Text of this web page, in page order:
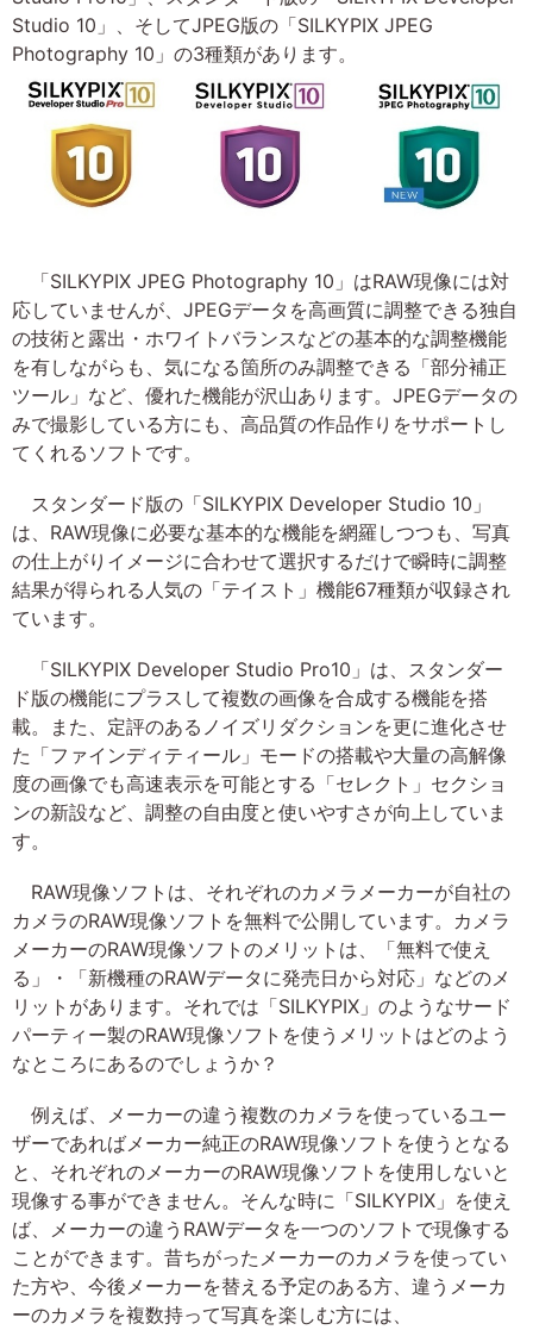
Studio 10」、そしてJPEG版の「SILKYPIX JPEG
Photography 10」の3種類があります。
「SILKYPIX JPEG Photography 10」はRAW現像には対
応していませんが、JPEGデータを高画質に調整できる独自
の技術と露出・ホワイトバランスなどの基本的な調整機能
を有しながらも、気になる箇所のみ調整できる「部分補正
ツール」など、優れた機能が沢山あります。JPEGデータの
みで撮影している方にも、高品質の作品作りをサポートし
てくれるソフトです。
スタンダード版の「SILKYPIX Developer Studio 10」
は、RAW現像に必要な基本的な機能を網羅しつつも、写真
の仕上がりイメージに合わせて選択するだけで瞬時に調整
結果が得られる人気の「テイスト」機能67種類が収録され
ています。
「SILKYPIX Developer Studio Pro10」は、スタンダー
ド版の機能にプラスして複数の画像を合成する機能を搭
載。また、定評のあるノイズリダクションを更に進化させ
た「ファインディティール」モードの搭載や大量の高解像
度の画像でも高速表示を可能とする「セレクト」セクショ
ンの新設など、調整の自由度と使いやすさが向上していま
す。
RAW現像ソフトは、それぞれのカメラメーカーが自社の
カメラのRAW現像ソフトを無料で公開しています。カメラ
メーカーのRAW現像ソフトのメリットは、「無料で使え
る」・「新機種のRAWデータに発売日から対応」などのメ
リットがあります。それでは「SILKYPIX」のようなサード
パーティー製のRAW現像ソフトを使うメリットはどのよう
なところにあるのでしょうか？
例えば、メーカーの違う複数のカメラを使っているユー
ザーであればメーカー純正のRAW現像ソフトを使うとなる
と、それぞれのメーカーのRAW現像ソフトを使用しないと
現像する事ができません。そんな時に「SILKYPIX」を使え
ば、メーカーの違うRAWデータを一つのソフトで現像する
ことができます。昔ちがったメーカーのカメラを使ってい
た方や、今後メーカーを替える予定のある方、違うメーカ
ーのカメラを複数持って写真を楽しむ方には、